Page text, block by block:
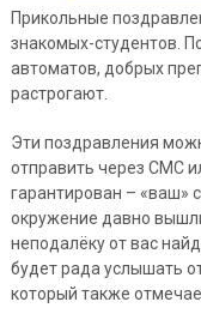
Прикольные
знакомых-студентов.
автоматов, добрых
растрогают.
Эти поздравления
отправить через СМС
гарантирован – «ваш»
окружение давно
неподалёку от вас
будет рада услышать
который также